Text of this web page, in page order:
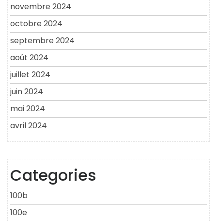
novembre 2024
octobre 2024
septembre 2024
août 2024
juillet 2024
juin 2024
mai 2024
avril 2024
Categories
100b
100e